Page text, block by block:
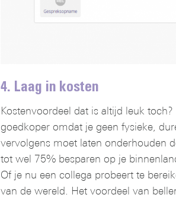
4. Laag in kosten
Kostenvoordeel dat is altijd leuk
goedkoper omdat je geen fysieke,
vervolgens moet laten onderhouden
tot wel 75% besparen op je
Of je nu een collega probeert te
van de wereld. Het voordeel van